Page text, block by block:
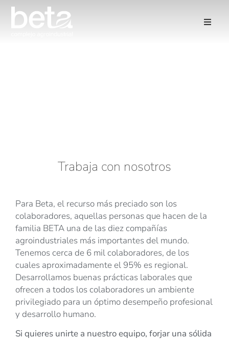
Trabaja con nosotros
Para Beta, el recurso más preciado son los
colaboradores, aquellas personas que hacen de la
familia BETA una de las diez compañías
agroindustriales más importantes del mundo.
Tenemos cerca de 6 mil colaboradores, de los
cuales aproximadamente el 95% es regional.
Desarrollamos buenas prácticas laborales que
ofrecen a todos los colaboradores un ambiente
privilegiado para un óptimo desempeño profesional
y desarrollo humano.
Si quieres unirte a nuestro equipo, forjar una sólida